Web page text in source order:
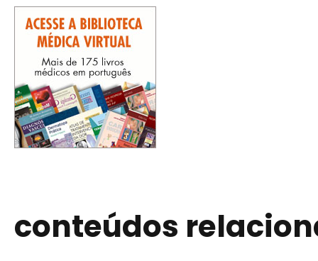
conteúdos